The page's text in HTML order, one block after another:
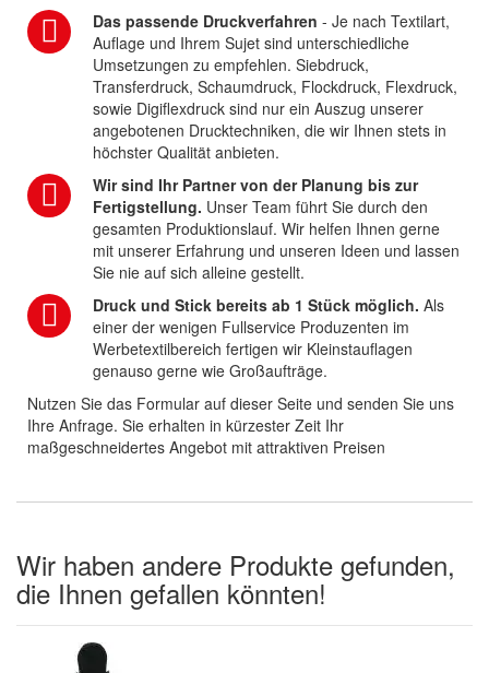
Das passende Druckverfahren - Je nach Textilart,
Auflage und Ihrem Sujet sind unterschiedliche
Umsetzungen zu empfehlen. Siebdruck,
Transferdruck, Schaumdruck, Flockdruck, Flexdruck,
sowie Digiflexdruck sind nur ein Auszug unserer
angebotenen Drucktechniken, die wir Ihnen stets in
höchster Qualität anbieten.
Wir sind Ihr Partner von der Planung bis zur
Fertigstellung. Unser Team führt Sie durch den
gesamten Produktionslauf. Wir helfen Ihnen gerne
mit unserer Erfahrung und unseren Ideen und lassen
Sie nie auf sich alleine gestellt.
Druck und Stick bereits ab 1 Stück möglich. Als
einer der wenigen Fullservice Produzenten im
Werbetextilbereich fertigen wir Kleinstauflagen
genauso gerne wie Großaufträge.
Nutzen Sie das Formular auf dieser Seite und senden Sie uns
Ihre Anfrage. Sie erhalten in kürzester Zeit Ihr
maßgeschneidertes Angebot mit attraktiven Preisen
Wir haben andere Produkte gefunden,
die Ihnen gefallen könnten!